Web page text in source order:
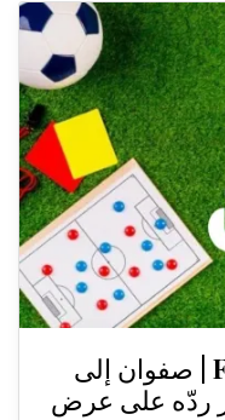
خاص Football Lebanon | صفوان إلى
ردّه على عرض